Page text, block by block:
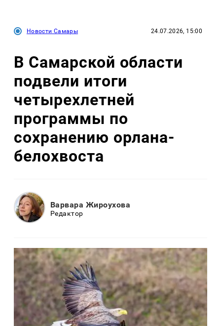
Новости Самары 24.07.2026, 15:00
В Самарской области
подвели итоги
четырехлетней
программы по
сохранению орлана-
белохвоста
Варвара Жироухова
Редактор